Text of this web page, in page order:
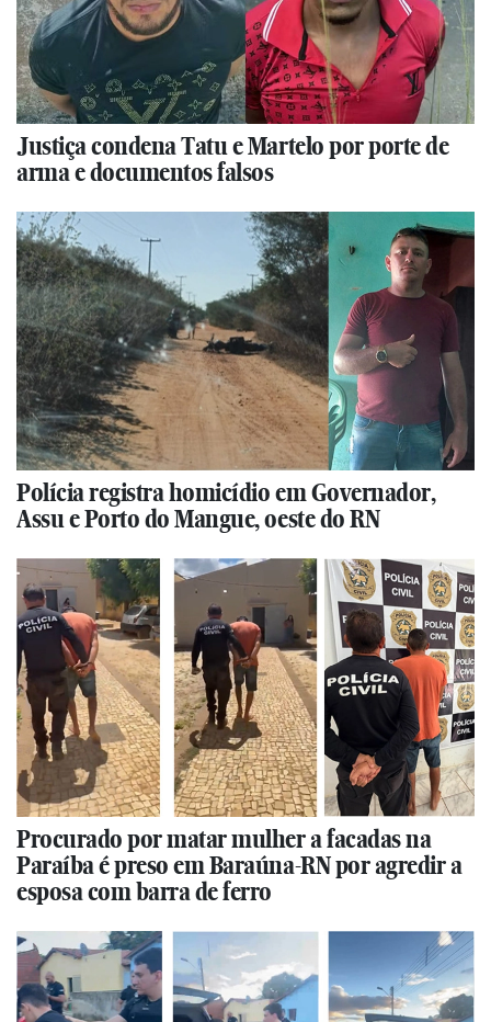
Justiça condena Tatu e Martelo por porte de
arma e documentos falsos
Polícia registra homicídio em Governador,
Assu e Porto do Mangue, oeste do RN
Procurado por matar mulher a facadas na
Paraíba é preso em Baraúna-RN por agredir a
esposa com barra de ferro